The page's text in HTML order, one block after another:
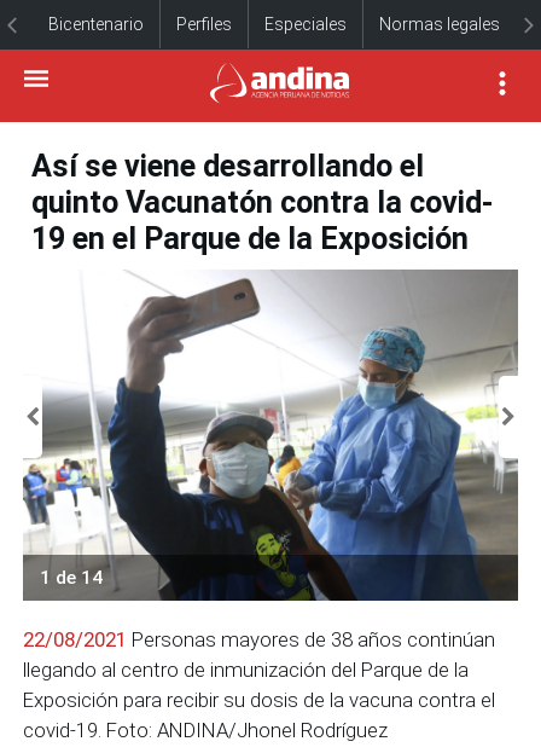
Bicentenario Perfiles Especiales Normas legales
Así se viene desarrollando el
quinto Vacunatón contra la covid-
19 en el Parque de la Exposición
1 de 14
22/08/2021 Personas mayores de 38 años continúan
llegando al centro de inmunización del Parque de la
Exposición para recibir su dosis de la vacuna contra el
covid-19. Foto: ANDINA/Jhonel Rodríguez